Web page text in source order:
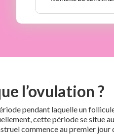
semaines
l’ovulation ?
pendant laquelle un
cette période se situe
commence au premier